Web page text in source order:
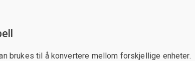
brukes til å konvertere mellom forskjellige enheter.